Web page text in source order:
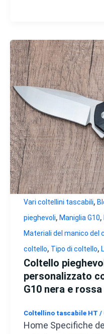
Vari coltellini tascabili,
pieghevoli, Maniglia G10,
Materiali del manico del
coltello, Tipo di coltello,
Coltello
personalizzato
G10 nera e rossa
Coltellino tascabile HT /
Home Specifiche